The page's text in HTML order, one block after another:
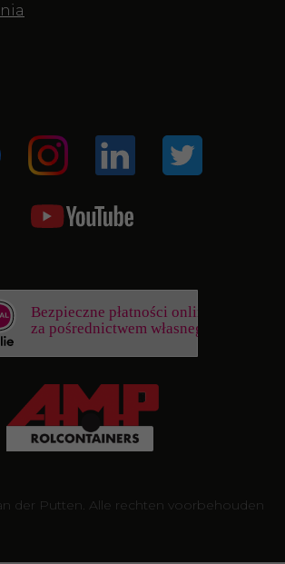
Bezpieczne płatności online
za pośrednictwem własnego banku
der Putten. Alle rechten voorbehouden